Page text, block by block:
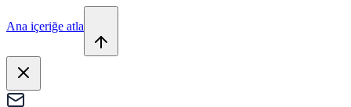
Ana içeriğe atla